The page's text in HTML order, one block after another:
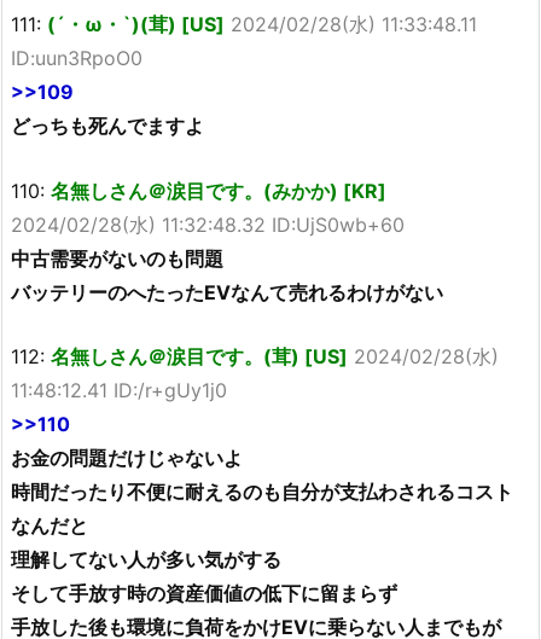
111: (´・ω・`)(茸) [US] 2024/02/28(水) 11:33:48.11
ID:uun3RpoO0
>>109
どっちも死んでますよ
110: 名無しさん＠涙目です。(みかか) [KR]
2024/02/28(水) 11:32:48.32 ID:UjS0wb+60
中古需要がないのも問題
バッテリーのへたったEVなんて売れるわけがない
112: 名無しさん＠涙目です。(茸) [US] 2024/02/28(水)
11:48:12.41 ID:/r+gUy1j0
>>110
お金の問題だけじゃないよ
時間だったり不便に耐えるのも自分が支払わされるコスト
なんだと
理解してない人が多い気がする
そして手放す時の資産価値の低下に留まらず
手放した後も環境に負荷をかけEVに乗らない人までもが